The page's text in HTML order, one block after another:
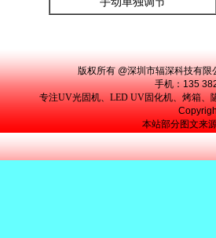
版权所有 @深圳市辐深科技有
手机：135
专注UV光固机、LED UV固化机、烤箱、
本站部分图文来